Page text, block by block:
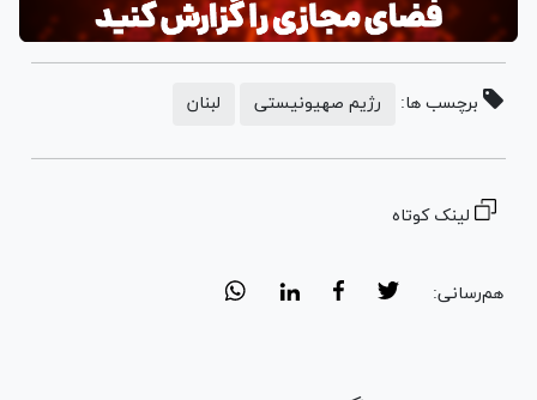
برچسب ها: رژیم صهیونیستی لبنان
لینک کوتاه
هم‌رسانی: